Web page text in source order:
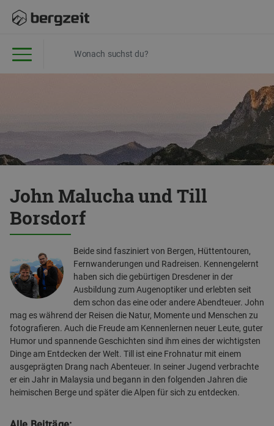
John Malucha und Till
Borsdorf
Beide sind fasziniert von Bergen, Hüttentouren,
Fernwanderungen und Radreisen. Kennengelernt
haben sich die gebürtigen Dresdener in der
Ausbildung zum Augenoptiker und erlebten seit
dem schon das eine oder andere Abendteuer. John
mag es während der Reisen die Natur, Momente und Menschen zu
fotografieren. Auch die Freude am Kennenlernen neuer Leute, guter
Humor und spannende Geschichten sind ihm eines der wichtigsten
Dinge am Entdecken der Welt. Till ist eine Frohnatur mit einem
ausgeprägten Drang nach Abenteuer. In seiner Jugend verbrachte
er ein Jahr in Malaysia und begann in den folgenden Jahren die
heimischen Berge und später die Alpen für sich zu entdecken.